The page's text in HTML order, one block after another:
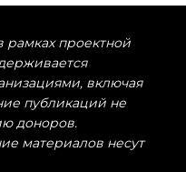
рамках проектной
включая
публикаций не
доноров.
материалов несут